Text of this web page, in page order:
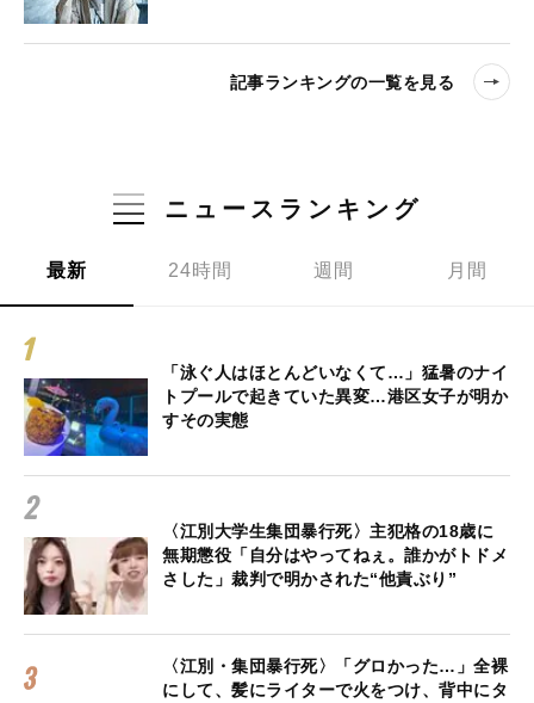
記事ランキングの一覧を見る
ニュースランキング
最新 24時間 週間 月間
「泳ぐ人はほとんどいなくて…」猛暑のナイ
トプールで起きていた異変…港区女子が明か
すその実態
〈江別大学生集団暴行死〉主犯格の18歳に
無期懲役「自分はやってねぇ。誰かがトドメ
さした」裁判で明かされた“他責ぶり”
〈江別・集団暴行死〉「グロかった…」全裸
にして、髪にライターで火をつけ、背中にタ